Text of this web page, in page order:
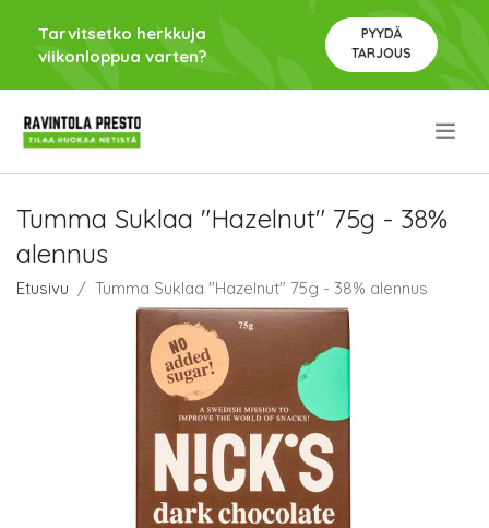
Tarvitsetko herkkuja
viikonloppua varten?
PYYDÄ
TARJOUS
Tumma Suklaa "Hazelnut" 75g - 38%
alennus
Etusivu Tumma Suklaa "Hazelnut" 75g - 38% alennus